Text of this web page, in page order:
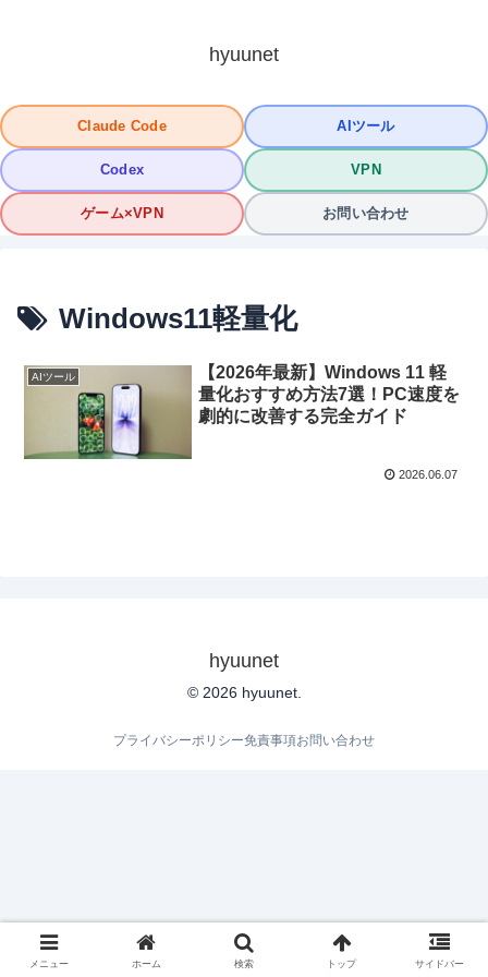
hyuunet
Claude Code AIツール
Codex VPN
ゲーム×VPN お問い合わせ
Windows11軽量化
AIツール
【2026年最新】Windows 11 軽
量化おすすめ方法7選！PC速度を
劇的に改善する完全ガイド
2026.06.07
hyuunet
© 2026 hyuunet.
プライバシーポリシー免責事項お問い合わせ
メニュー ホーム 検索 トップ サイドバー